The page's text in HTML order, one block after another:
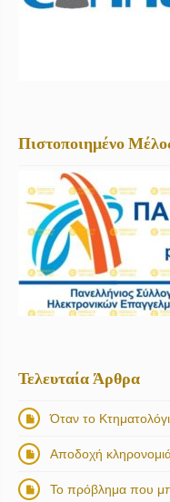
Πιστοποιημένο
Τελευταία Άρθρα
Όταν το
Αποδοχή
Το πρόβλημα που